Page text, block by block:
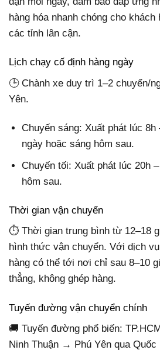
hàng hóa nhanh chóng cho khách
các tỉnh lân cận.
Lịch chạy cố định hàng ngày
🕒 Chành xe duy trì 1–2 chuyến/
Yên.
Chuyến sáng: Xuất phát lúc 8h
ngày hoặc sáng hôm sau.
Chuyến tối: Xuất phát lúc 20h
hôm sau.
Thời gian vận chuyển
⏱ Thời gian trung bình từ 12–18
hình thức vận chuyển. Với dịch
hàng có thể tới nơi chỉ sau 8–10
thẳng, không ghép hàng.
Tuyến đường vận chuyển chính
🚚 Tuyến đường phổ biến:
Ninh Thuận → Phú Yên qua Quốc